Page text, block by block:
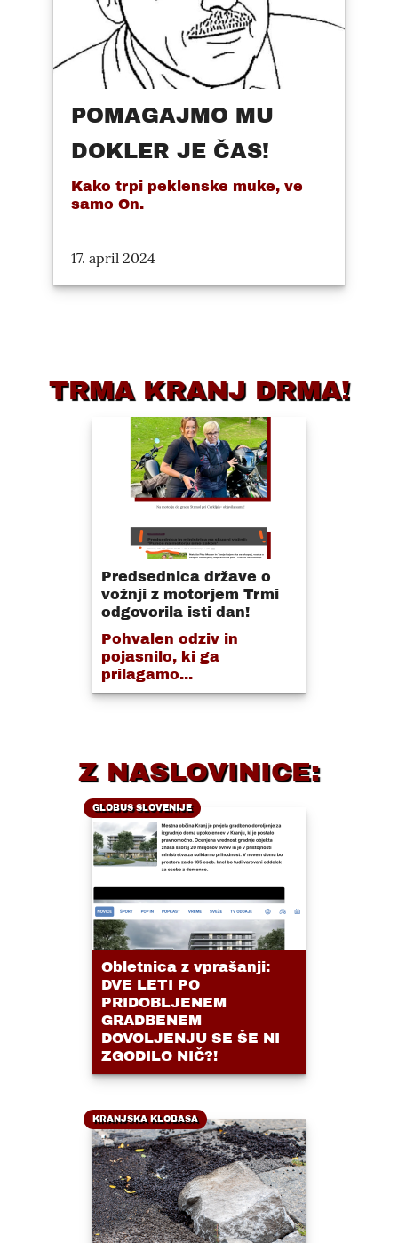
POMAGAJMO MU
DOKLER JE ČAS!
Kako trpi peklenske muke, ve
samo On.
17. april 2024
TRMA KRANJ DRMA!
Predsednica države o
vožnji z motorjem Trmi
odgovorila isti dan!
Pohvalen odziv in
pojasnilo, ki ga
prilagamo...
Z NASLOVINICE:
GLOBUS SLOVENIJE
Obletnica z vprašanji:
DVE LETI PO
PRIDOBLJENEM
GRADBENEM
DOVOLJENJU SE ŠE NI
ZGODILO NIČ?!
KRANJSKA KLOBASA